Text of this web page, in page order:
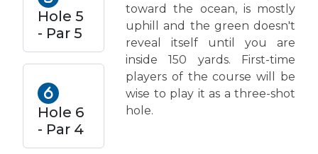
toward the ocean, is mostly
uphill and the green doesn't
reveal itself until you are
inside 150 yards. First-time
players of the course will be
wise to play it as a three-shot
hole.
Hole 5
- Par 5
Hole 6
- Par 4